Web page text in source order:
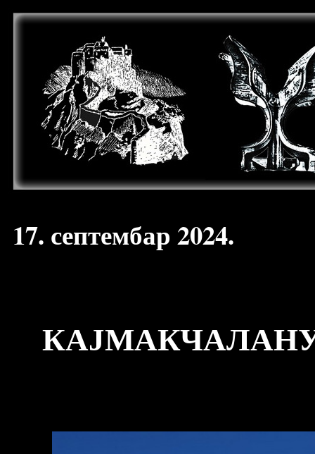
17. септембар 2024.
КАЈМАКЧАЛАНУ